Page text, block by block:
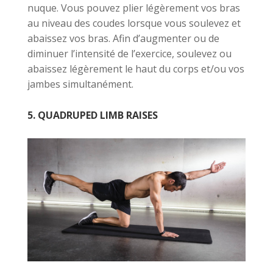
nuque. Vous pouvez plier légèrement vos bras
au niveau des coudes lorsque vous soulevez et
abaissez vos bras. Afin d’augmenter ou de
diminuer l’intensité de l’exercice, soulevez ou
abaissez légèrement le haut du corps et/ou vos
jambes simultanément.
5. QUADRUPED LIMB RAISES